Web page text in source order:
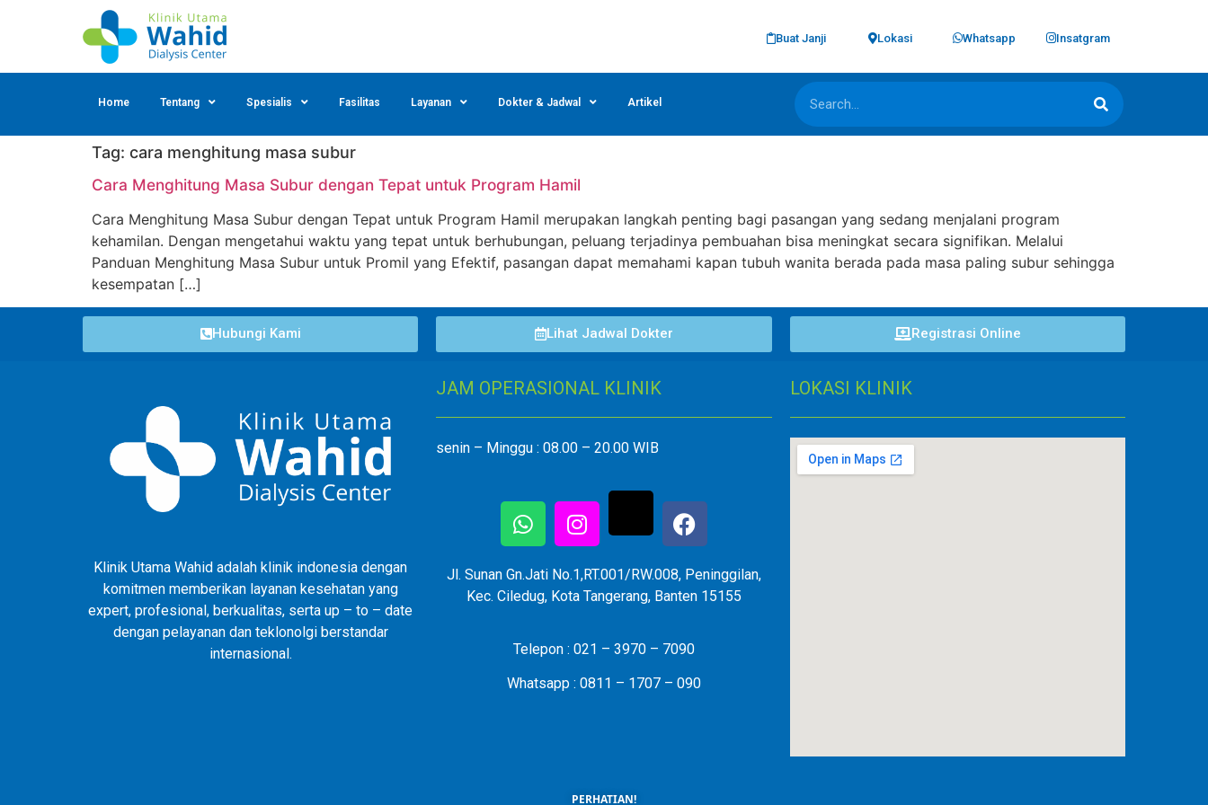
Buat Janji Lokasi Whatsapp Insatgram
Home Tentang Spesialis Fasilitas Layanan Dokter & Jadwal Artikel
Tag: cara menghitung masa subur
Cara Menghitung Masa Subur dengan Tepat untuk Program Hamil
Cara Menghitung Masa Subur dengan Tepat untuk Program Hamil merupakan langkah penting bagi pasangan yang sedang menjalani program
kehamilan. Dengan mengetahui waktu yang tepat untuk berhubungan, peluang terjadinya pembuahan bisa meningkat secara signifikan. Melalui
Panduan Menghitung Masa Subur untuk Promil yang Efektif, pasangan dapat memahami kapan tubuh wanita berada pada masa paling subur sehingga
kesempatan […]
Hubungi Kami Lihat Jadwal Dokter Registrasi Online
Klinik Utama Wahid adalah klinik indonesia dengan
komitmen memberikan layanan kesehatan yang
expert, profesional, berkualitas, serta up – to – date
dengan pelayanan dan teklonolgi berstandar
internasional.
JAM OPERASIONAL KLINIK
senin – Minggu : 08.00 – 20.00 WIB
Jl. Sunan Gn.Jati No.1,RT.001/RW.008, Peninggilan,
Kec. Ciledug, Kota Tangerang, Banten 15155
Telepon : 021 – 3970 – 7090
Whatsapp : 0811 – 1707 – 090
LOKASI KLINIK
PERHATIAN!